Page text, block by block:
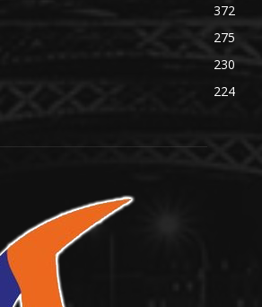
372
275
230
224